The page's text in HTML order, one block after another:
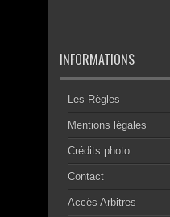
INFORMATIONS
Les Règles
Mentions légales
Crédits photo
Contact
Accès Arbitres